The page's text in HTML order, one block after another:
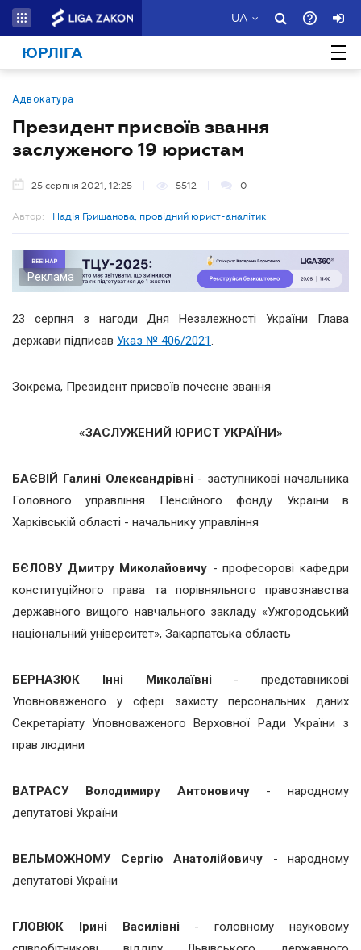
UA
ЮРЛІГА
Адвокатура
Президент присвоїв звання
заслуженого 19 юристам
25 серпня 2021, 12:25 5512 0
Автор: Надія Гришанова, провідний юрист-аналітик
Реклама
23 серпня з нагоди Дня Незалежності України Глава
держави підписав Указ № 406/2021.
Зокрема, Президент присвоїв почесне звання
«ЗАСЛУЖЕНИЙ ЮРИСТ УКРАЇНИ»
БАЄВІЙ Галині Олександрівні - заступникові начальника
Головного управління Пенсійного фонду України в
Харківській області - начальнику управління
БЄЛОВУ Дмитру Миколайовичу - професорові кафедри
конституційного права та порівняльного правознавства
державного вищого навчального закладу «Ужгородський
національний університет», Закарпатська область
БЕРНАЗЮК Інні Миколаївні - представникові
Уповноваженого у сфері захисту персональних даних
Секретаріату Уповноваженого Верховної Ради України з
прав людини
ВАТРАСУ Володимиру Антоновичу- народному
депутатові України
ВЕЛЬМОЖНОМУ Сергію Анатолійовичу - народному
депутатові України
ГЛОВЮК Ірині Василівні - головному науковому